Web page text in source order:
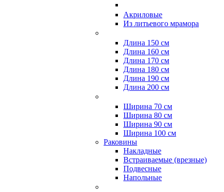
Акриловые
Из литьевого мрамора
Длина 150 см
Длина 160 см
Длина 170 см
Длина 180 см
Длина 190 см
Длина 200 см
Ширина 70 см
Ширина 80 см
Ширина 90 см
Ширина 100 см
Раковины
Накладные
Встраиваемые (врезные)
Подвесные
Напольные